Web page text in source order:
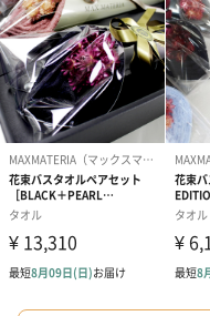
●子供の手
<ジョイの注
●子供や認
する。
●用途外使
●使用後は
●荒れ性の
せ使う時は
●流水の場
場合は水
●薄めた液